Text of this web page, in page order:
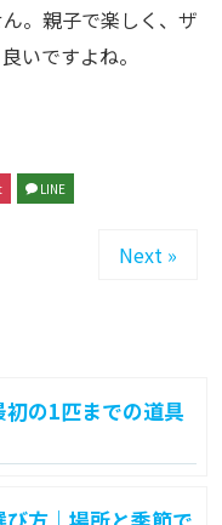
。親子で楽しく、ザ
いですよね。
LINE
Next »
の1匹までの道具